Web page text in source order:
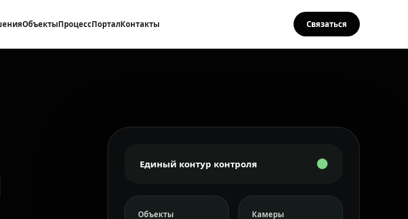
ОбъектыПроцессПорталКонтакты Связаться
Единый контур контроля
Объекты Камеры